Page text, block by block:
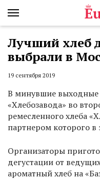
Лучший хлеб
выбрали в
19 сентября 2019
В минувшие выходные
«Хлебозавода» во
ремесленного хлеба
партнером которого в
Организаторы
дегустации от
ароматный хлеб на